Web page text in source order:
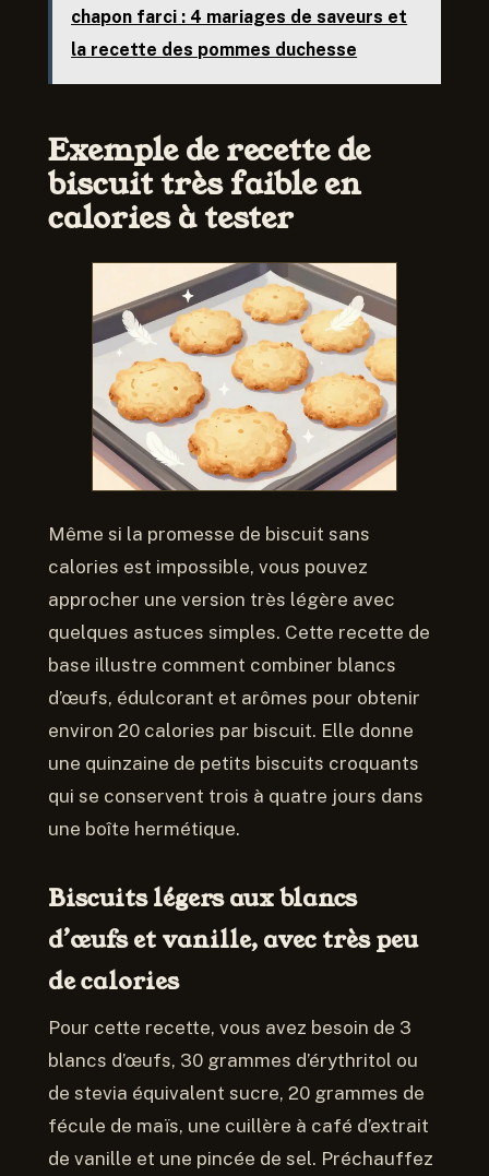
chapon farci : 4 mariages de saveurs et
la recette des pommes duchesse
Exemple de recette de
biscuit très faible en
calories à tester
Même si la promesse de biscuit sans
calories est impossible, vous pouvez
approcher une version très légère avec
quelques astuces simples. Cette recette de
base illustre comment combiner blancs
d’œufs, édulcorant et arômes pour obtenir
environ 20 calories par biscuit. Elle donne
une quinzaine de petits biscuits croquants
qui se conservent trois à quatre jours dans
une boîte hermétique.
Biscuits légers aux blancs
d’œufs et vanille, avec très peu
de calories
Pour cette recette, vous avez besoin de 3
blancs d’œufs, 30 grammes d’érythritol ou
de stevia équivalent sucre, 20 grammes de
fécule de maïs, une cuillère à café d’extrait
de vanille et une pincée de sel. Préchauffez